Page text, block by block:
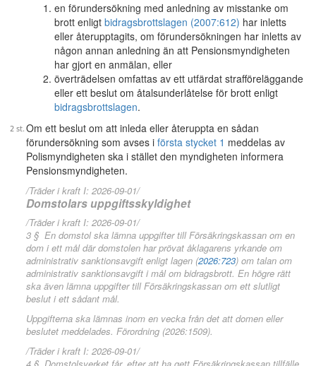
en förundersökning med anledning av misstanke om
brott enligt bidragsbrottslagen (2007:612) har inletts
eller återupptagits, om förundersökningen har inletts av
någon annan anledning än att Pensionsmyndigheten
har gjort en anmälan, eller
överträdelsen omfattas av ett utfärdat strafföreläggande
eller ett beslut om åtalsunderlåtelse för brott enligt
bidragsbrottslagen.
Om ett beslut om att inleda eller återuppta en sådan
förundersökning som avses i första stycket 1 meddelas av
Polismyndigheten ska i stället den myndigheten informera
Pensionsmyndigheten.
/Träder i kraft I: 2026-09-01/
Domstolars uppgiftsskyldighet
/Träder i kraft I: 2026-09-01/
3 § En domstol ska lämna uppgifter till Försäkringskassan om en
dom i ett mål där domstolen har prövat åklagarens yrkande om
administrativ sanktionsavgift enligt lagen (2026:723) om talan om
administrativ sanktionsavgift i mål om bidragsbrott. En högre rätt
ska även lämna uppgifter till Försäkringskassan om ett slutligt
beslut i ett sådant mål.
Uppgifterna ska lämnas inom en vecka från det att domen eller
beslutet meddelades. Förordning (2026:1509).
/Träder i kraft I: 2026-09-01/